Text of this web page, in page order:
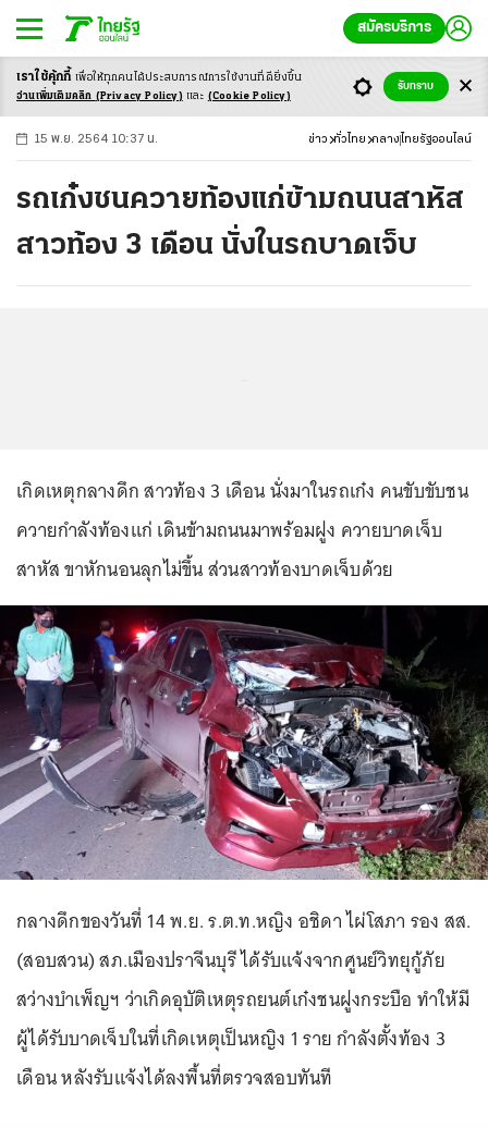
สมัครบริการ
-ก ก ก+
15 พ.ย. 2564 10:37 น. ข่าว ทั่วไทย กลาง ไทยรัฐออนไลน์
รถเก๋งชนควายท้องแก่ข้ามถนนสาหัส
สาวท้อง 3 เดือน นั่งในรถบาดเจ็บ
เกิดเหตุกลางดึก สาวท้อง 3 เดือน นั่งมาในรถเก๋ง คนขับขับชน
ควายกำลังท้องแก่ เดินข้ามถนนมาพร้อมฝูง ควายบาดเจ็บ
สาหัส ขาหักนอนลุกไม่ขึ้น ส่วนสาวท้องบาดเจ็บด้วย
กลางดึกของวันที่ 14 พ.ย. ร.ต.ท.หญิง อชิดา ไผ่โสภา รอง สส.
(สอบสวน) สภ.เมืองปราจีนบุรี ได้รับแจ้งจากศูนย์วิทยุกู้ภัย
สว่างบำเพ็ญฯ ว่าเกิดอุบัติเหตุรถยนต์เก๋งชนฝูงกระบือ ทำให้มี
ผู้ได้รับบาดเจ็บในที่เกิดเหตุเป็นหญิง 1 ราย กำลังตั้งท้อง 3
เดือน หลังรับแจ้งได้ลงพื้นที่ตรวจสอบทันที
เราใช้คุ้กกี้ เพื่อให้ทุกคนได้ประสบการณ์การใช้งานที่ดียิ่งขึ้น
อ่านเพิ่มเติมคลิก (Privacy Policy) และ (Cookie Policy)
รับทราบ